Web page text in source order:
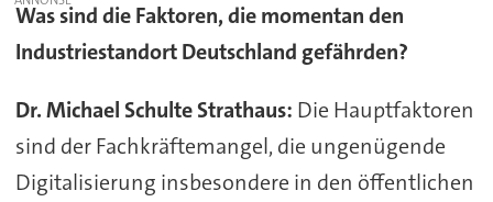
Was sind die Faktoren, die momentan den
Industriestandort Deutschland gefährden?
Dr. Michael Schulte Strathaus: Die Hauptfaktoren
sind der Fachkräftemangel, die ungenügende
Digitalisierung insbesondere in den öffentlichen